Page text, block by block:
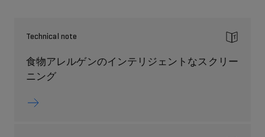
Technical note
食物アレルゲンのインテリジェントなスクリー
ニング